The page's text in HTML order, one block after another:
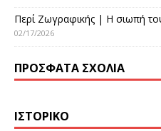
Περί Ζωγραφικής | Η σιωπή
02/17/2026
ΠΡΌΣΦΑΤΑ ΣΧΌΛΙΑ
ΙΣΤΟΡΙΚΌ